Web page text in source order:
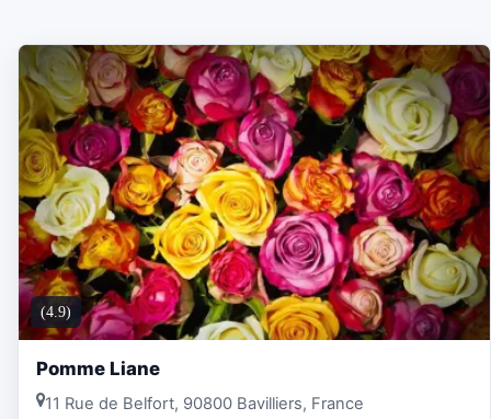
(4.9)
Pomme Liane
11 Rue de Belfort, 90800 Bavilliers, France